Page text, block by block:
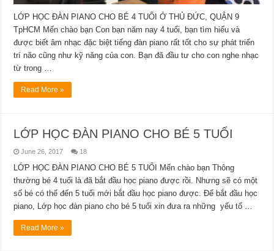
LỚP HỌC ĐÀN PIANO CHO BÉ 4 TUỔI Ở THỦ ĐỨC, QUẬN 9
TpHCM Mến chào bạn Con bạn năm nay 4 tuổi, bạn tìm hiểu và
được biết âm nhạc đặc biệt tiếng đàn piano rất tốt cho sự phát triển
trí não cũng như kỹ năng của con. Bạn đã đầu tư cho con nghe nhạc
từ trong …
Read More »
LỚP HỌC ĐÀN PIANO CHO BÉ 5 TUỔI
June 26, 2017 18
LỚP HỌC ĐÀN PIANO CHO BÉ 5 TUỔI Mến chào bạn Thông
thường bé 4 tuổi là đã bắt đầu học piano được rồi. Nhưng sẽ có một
số bé có thể đến 5 tuổi mới bắt đầu học piano được. Để bắt đầu học
piano, Lớp học đàn piano cho bé 5 tuổi xin đưa ra những yếu tố …
Read More »